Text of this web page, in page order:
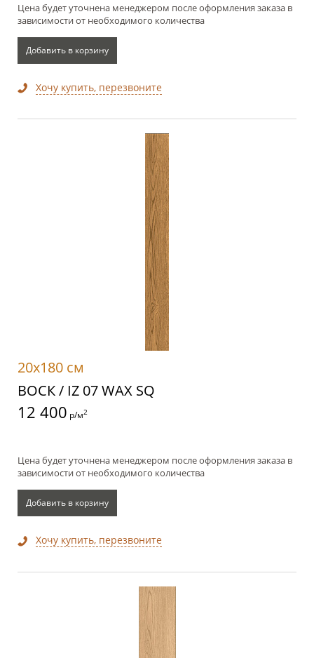
Цена будет уточнена менеджером после оформления заказа в
зависимости от необходимого количества
Добавить в корзину
Хочу купить, перезвоните
20x180 см
ВОСК / IZ 07 WAX SQ
12 400 р/м2
Цена будет уточнена менеджером после оформления заказа в
зависимости от необходимого количества
Добавить в корзину
Хочу купить, перезвоните